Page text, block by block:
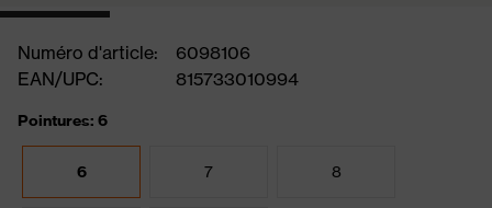
Numéro d'article:
6098106
EAN/UPC:
815733010994
Pointures: 6
6 7 8